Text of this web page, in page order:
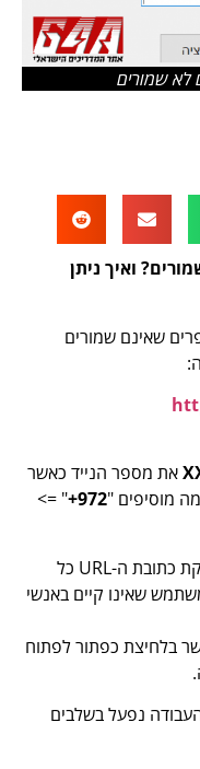
שמורים
ואיך ניתן
שאינם שמורים
מספר הנייד כאשר
"
972+
" =>
אולם, אנחנו היינו רוצים להימנע מהעתקת כתובת ה-URL כל
שאינו קיים באנשי
בלחיצת כפתור לפתוח
נפעל בשלבים